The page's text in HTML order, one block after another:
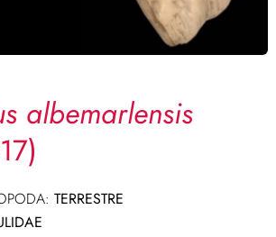
albemarlensis
TERRESTRE